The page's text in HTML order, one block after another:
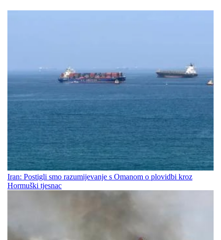
Iran: Postigli smo razumijevanje s Omanom o plovidbi kroz
Hormuški tjesnac